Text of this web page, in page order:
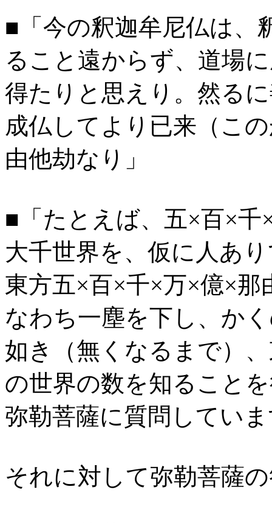
■「今の釈迦牟尼仏は、
ること遠からず、道場
得たりと思えり。然る
成仏してより已来（こ
由他劫なり」
■「たとえば、五×百×千
大千世界を、仮に人あ
東方五×百×千×万×億×
なわち一塵を下し、か
如き（無くなるまで）
の世界の数を知ること
弥勒菩薩に質問してい
それに対して弥勒菩薩